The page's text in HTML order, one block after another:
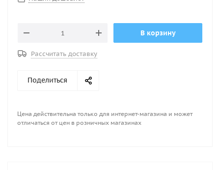
В корзину
Рассчитать доставку
Поделиться
Цена действительна только для интернет-магазина и может
отличаться от цен в розничных магазинах